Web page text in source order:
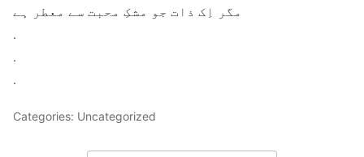
مگر اِک ذات جو مشکِ محبت سے معطر ہے
.
.
.
Categories: Uncategorized